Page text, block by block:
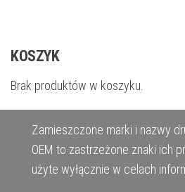
KOSZYK
Brak produktów w koszyku.
Zamieszczone marki i nazwy
OEM to zastrzeżone znaki ich
użyte wyłącznie w celach